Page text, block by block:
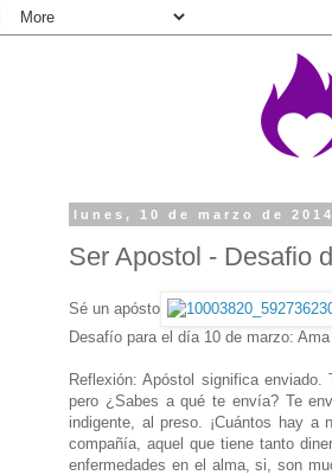
lunes, 10 de marzo de 2014
Ser Apostol - Desafio
Sé un apósto
Desafío para el día 10 de marzo:
Reflexión: Apóstol significa
pero ¿Sabes a qué te envía? Te
indigente, al preso. ¡Cuántos hay a
compañía, aquel que tiene tanto
enfermedades en el alma, si, son